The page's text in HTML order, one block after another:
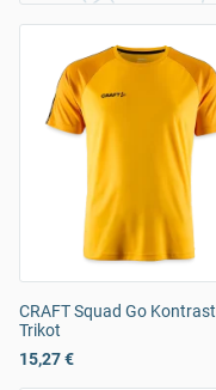
CRAFT Squad Go Kontrast
Trikot
15,27 €